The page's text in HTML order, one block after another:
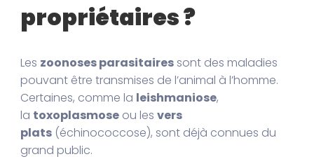
propriétaires ?
Les zoonoses parasitairessont des maladies
pouvant être transmises de l’animal à l’homme.
Certaines, comme la leishmaniose,
la toxoplasmose ou lesvers
plats (échinococcose), sont déjà connues du
grand public.